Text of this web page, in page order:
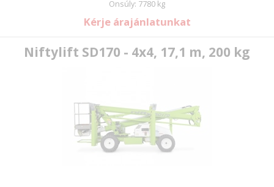
Önsúly: 7780 kg
Kérje árajánlatunkat
Niftylift SD170 - 4x4, 17,1 m, 200 kg
Jelszó: